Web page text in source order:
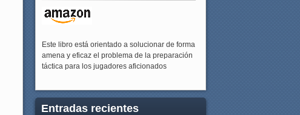
Este libro está orientado a solucionar de forma
amena y eficaz el problema de la preparación
táctica para los jugadores aficionados
Entradas recientes